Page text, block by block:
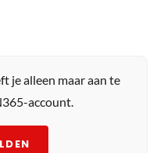
je alleen maar aan te
account.